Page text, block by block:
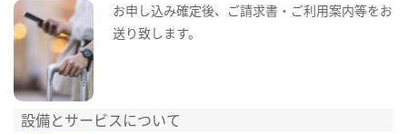
お申し込み確定後、ご請求書・ご利用案内等をお
送り致します。
設備とサービスについて